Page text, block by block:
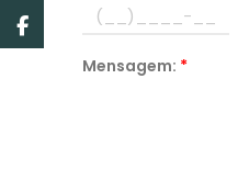
Mensagem: *